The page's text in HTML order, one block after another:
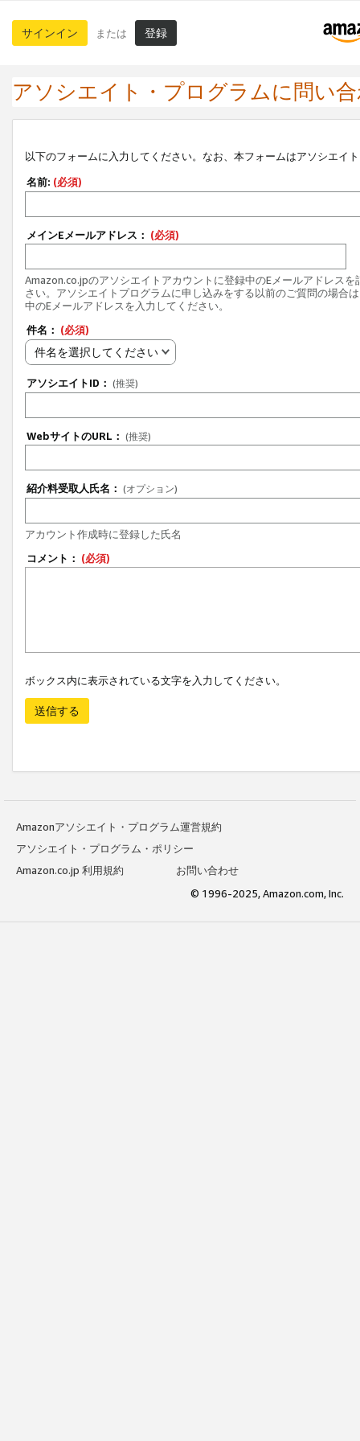
サインイン または 登録
アソシエイト・プログラムに問い
以下のフォームに入力してください。なお、本フォームはアソシエイ
名前: (必須)
メインEメールアドレス： (必須)
Amazon.co.jpのアソシエイトアカウントに登録中のEメールアドレスを
さい。アソシエイトプログラムに申し込みをする以前のご質問の場合
中のEメールアドレスを入力してください。
件名： (必須)
件名を選択してください
アソシエイトID： (推奨)
WebサイトのURL： (推奨)
紹介料受取人氏名： (オプション)
アカウント作成時に登録した氏名
コメント： (必須)
ボックス内に表示されている文字を入力してください。
送信する
Amazonアソシエイト・プログラム運営規約
アソシエイト・プログラム・ポリシー
Amazon.co.jp 利用規約
お問い合わせ
© 1996-2025, Amazon.com, Inc.